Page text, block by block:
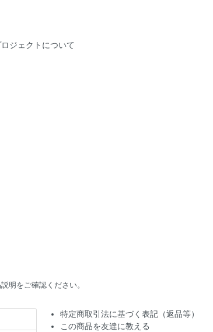
ジェクトについて
明をご確認ください。
特定商取引法に基づく表記（返品等）
この商品を友達に教える